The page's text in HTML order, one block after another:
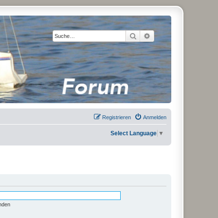
Suche Erweiterte Suche
Anmelden
Registrieren
Select Language ▼